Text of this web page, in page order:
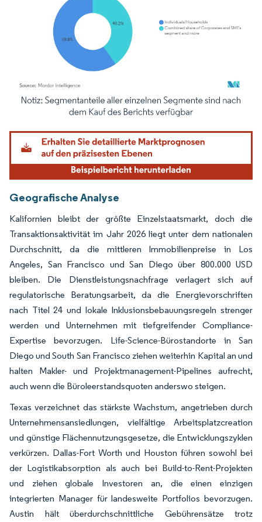
Bild © Mordor Intelligence. Wiederverwendung erfordert Namensnennung
Geografische Analyse
Kalifornien bleibt der größte Einzelstaatsmarkt, doch die
Transaktionsaktivität im Jahr 2026 liegt unter dem nationalen
Durchschnitt, da die mittleren Immobilienpreise in Los
Angeles, San Francisco und San Diego über 800.000 USD
bleiben. Die Dienstleistungsnachfrage verlagert sich auf
regulatorische Beratungsarbeit, da die Energievorschriften
nach Titel 24 und lokale Inklusionsbebauungsregeln strenger
werden und Unternehmen mit tiefgreifender Compliance-
Expertise bevorzugen. Life-Science-Bürostandorte in San
Diego und South San Francisco ziehen weiterhin Kapital an und
halten Makler- und Projektmanagement-Pipelines aufrecht,
auch wenn die Büroleerstandsquoten anderswo steigen.
Texas verzeichnet das stärkste Wachstum, angetrieben durch
Unternehmensansiedlungen, vielfältige Arbeitsplatzcreation
und günstige Flächennutzungsgesetze, die Entwicklungszyklen
verkürzen. Dallas-Fort Worth und Houston führen sowohl bei
der Logistikabsorption als auch bei Build-to-Rent-Projekten
und ziehen globale Investoren an, die einen einzigen
integrierten Manager für landesweite Portfolios bevorzugen.
Austin hält überdurchschnittliche Gebührensätze trotz